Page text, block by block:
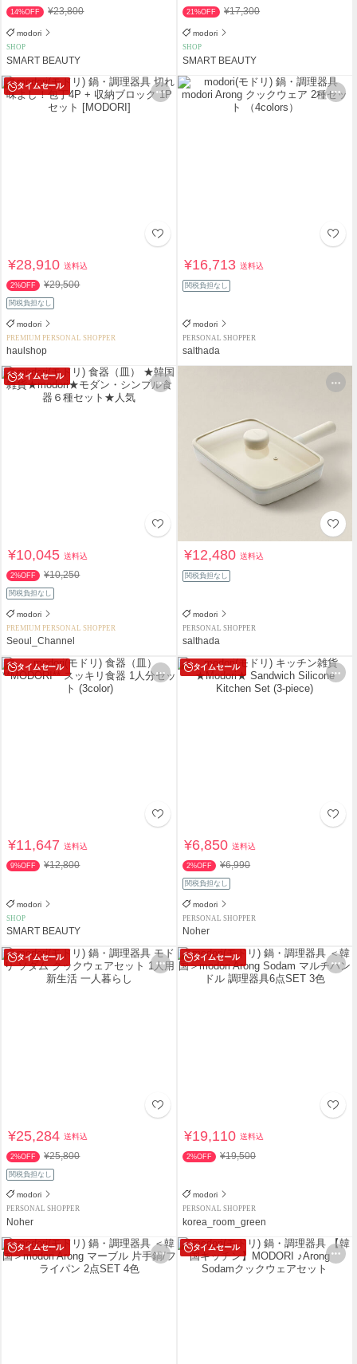
14%OFF ¥23,800
modori
SHOP
SMART BEAUTY
21%OFF ¥17,300
modori
SHOP
SMART BEAUTY
タイムセール
¥28,910送料込
2%OFF ¥29,500
関税負担なし
modori
PREMIUM PERSONAL SHOPPER
haulshop
¥16,713送料込
関税負担なし
modori
PERSONAL SHOPPER
salthada
タイムセール
¥10,045送料込
2%OFF ¥10,250
関税負担なし
modori
PREMIUM PERSONAL SHOPPER
Seoul_Channel
¥12,480送料込
関税負担なし
modori
PERSONAL SHOPPER
salthada
タイムセール
¥11,647送料込
9%OFF ¥12,800
modori
SHOP
SMART BEAUTY
タイムセール
¥6,850送料込
2%OFF ¥6,990
関税負担なし
modori
PERSONAL SHOPPER
Noher
タイムセール
¥25,284送料込
2%OFF ¥25,800
関税負担なし
modori
PERSONAL SHOPPER
Noher
タイムセール
¥19,110送料込
2%OFF ¥19,500
modori
PERSONAL SHOPPER
korea_room_green
タイムセール タイムセール